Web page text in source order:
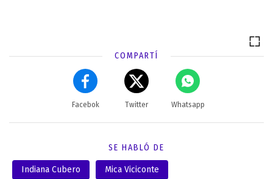
COMPARTÍ
Facebok Twitter Whatsapp
SE HABLÓ DE
Indiana Cubero Mica Viciconte